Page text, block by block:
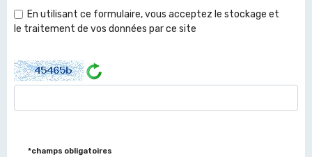
En utilisant ce formulaire, vous acceptez le stockage et
le traitement de vos données par ce site
*champs obligatoires